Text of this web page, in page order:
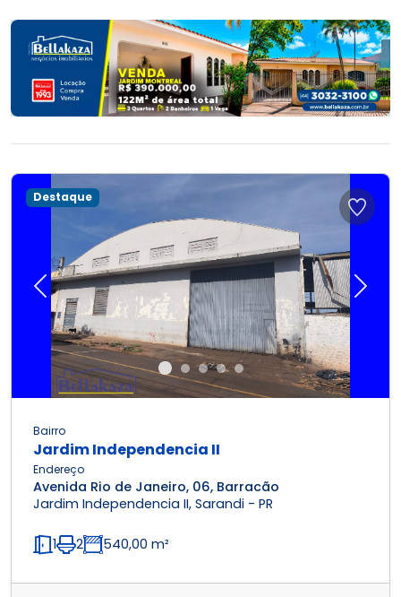
Previous Next
Destaque
Bairro
Jardim Independencia II
Endereço
Avenida Rio de Janeiro, 06, Barracão
Jardim Independencia II, Sarandi - PR
1 2 540,00 m²